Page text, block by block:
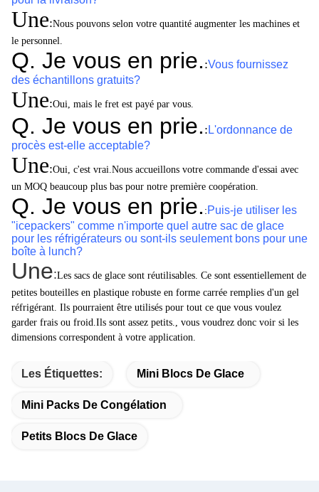
Une:Nous pouvons selon votre quantité augmenter les machines et
le personnel.
Q. Je vous en prie. :Vous fournissez
des échantillons gratuits?
Une:Oui, mais le fret est payé par vous.
Q. Je vous en prie. : L'ordonnance de
procès est-elle acceptable?
Une:Oui, c'est vrai. Nous accueillons votre commande d'essai avec
un MOQ beaucoup plus bas pour notre première coopération.
Q. Je vous en prie. :Puis-je utiliser les
"icepackers" comme n'importe quel autre sac de glace
pour les réfrigérateurs ou sont-ils seulement bons pour une
boîte à lunch?
Une:Les sacs de glace sont réutilisables. Ce sont essentiellement de
petites bouteilles en plastique robuste en forme carrée remplies d'un gel
réfrigérant. Ils pourraient être utilisés pour tout ce que vous voulez
garder frais ou froid.Ils sont assez petits., vous voudrez donc voir si les
dimensions correspondent à votre application.
Les Étiquettes: Mini Blocs De Glace
Mini Packs De Congélation
Petits Blocs De Glace